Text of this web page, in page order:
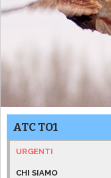
ATC TO1
URGENTI
CHI SIAMO